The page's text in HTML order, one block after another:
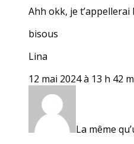
Ahh okk, je
bisous
Lina
12 mai 2024 à 13 h 42
La même